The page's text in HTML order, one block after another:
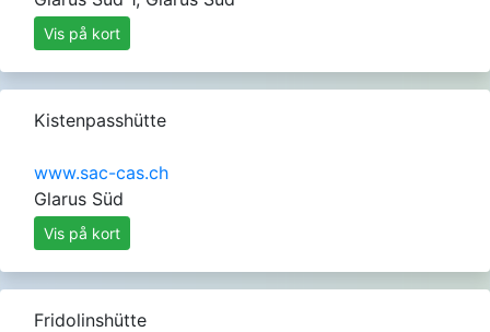
Vis på kort
Kistenpasshütte
www.sac-cas.ch
Glarus Süd
Vis på kort
Fridolinshütte